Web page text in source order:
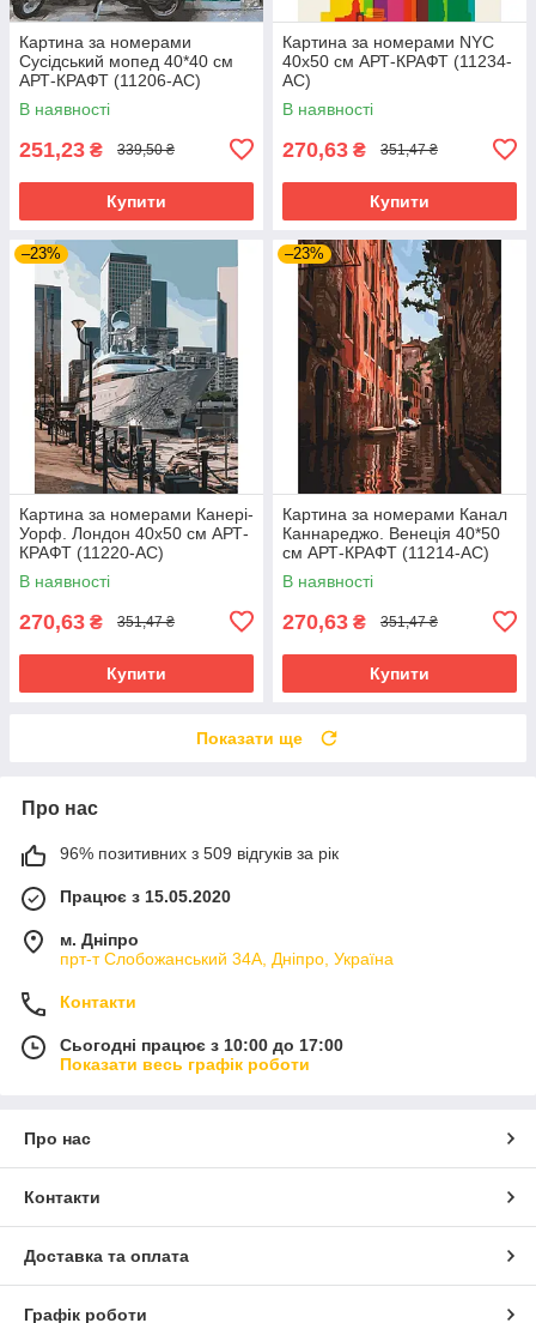
Картина за номерами
Сусідський мопед 40*40 см
АРТ-КРАФТ (11206-AC)
В наявності
251,23 ₴ 339,50 ₴
Купити
Картина за номерами NYC
40х50 см АРТ-КРАФТ (11234-
AC)
В наявності
270,63 ₴ 351,47 ₴
Купити
–23%
Картина за номерами Канері-
Уорф. Лондон 40х50 см АРТ-
КРАФТ (11220-AC)
В наявності
270,63 ₴ 351,47 ₴
Купити
–23%
Картина за номерами Канал
Каннареджо. Венеція 40*50
см АРТ-КРАФТ (11214-AC)
В наявності
270,63 ₴ 351,47 ₴
Купити
Показати ще
Про нас
96% позитивних з 509 відгуків за рік
Працює з 15.05.2020
м. Дніпро
прт-т Слобожанський 34А, Дніпро, Україна
Контакти
Сьогодні працює з 10:00 до 17:00
Показати весь графік роботи
Про нас
Контакти
Доставка та оплата
Графік роботи